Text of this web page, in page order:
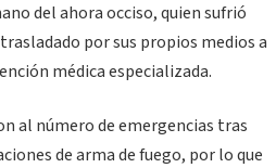
del ahora occiso, quien sufrió
por sus propios medios a
médica especializada.
al número de emergencias tras
de arma de fuego, por lo que